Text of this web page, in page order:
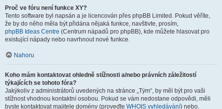
Proč ve fóru není funkce XY?
Tento software byl napsán a je licencován přes phpBB Limited. Pokud věříte,
že by do něho měla být přidána nějaká funkce, navštivte, prosím,
phpBB Ideas Centre (Centrum nápadů pro phpBB), kde můžete hlasovat pro
existující nápady nebo navrhnout nové funkce.
Nahoru
Koho mám kontaktovat ohledně stížnosti a/nebo právních záležitostí
týkajících se tohoto fóra?
Jakýkoliv z administrátorů uvedených na stránce „Tým“, by měl být pro vaši
stížnost vhodnou kontaktní osobou. Pokud se vám nedostane odpovědi, měli
byste kontaktovat majitele domény (proveďte WHOIS vyhledávání) nebo,